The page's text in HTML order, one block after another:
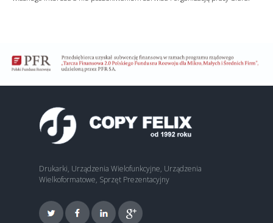
Drukarki, Urządzenia Wielofunkcyjne, Urządzenia
Wielkoformatowe, Sprzęt Prezentacyjny